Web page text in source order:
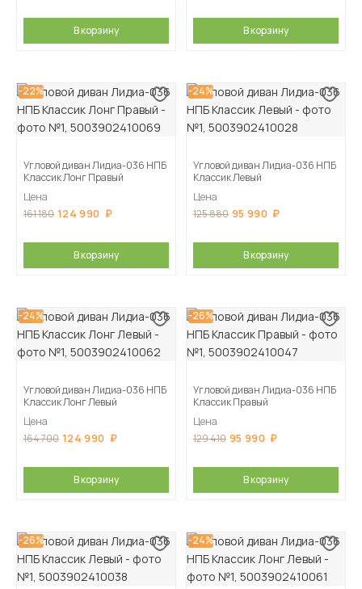
В корзину В корзину
-22%
Угловой диван Лидиа-036 НПБ
Классик Лонг Правый
Цена
161 180 124 990
В корзину
-24%
Угловой диван Лидиа-036 НПБ
Классик Левый
Цена
125 880 95 990
В корзину
-24%
Угловой диван Лидиа-036 НПБ
Классик Лонг Левый
Цена
164 700 124 990
В корзину
-26%
Угловой диван Лидиа-036 НПБ
Классик Правый
Цена
129 410 95 990
В корзину
-26% -24%